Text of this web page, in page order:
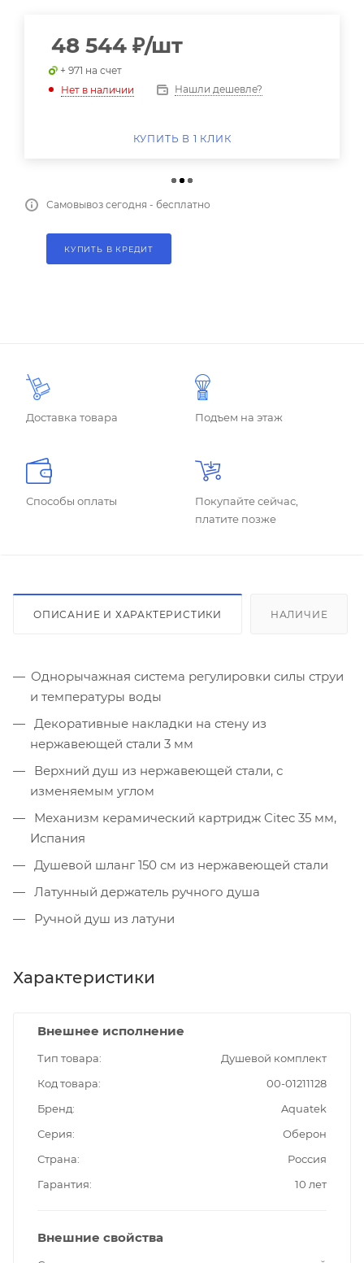
48 544 ₽/шт
+ 971 на счет
Нет в наличии
Нашли дешевле?
КУПИТЬ В 1 КЛИК
Самовывоз сегодня - бесплатно
КУПИТЬ В КРЕДИТ
Доставка товара Подъем на этаж
Способы оплаты
Покупайте сейчас,
платите позже
ОПИСАНИЕ И ХАРАКТЕРИСТИКИ НАЛИЧИЕ
Однорычажная система регулировки силы струи
и температуры воды
Декоративные накладки на стену из
нержавеющей стали 3 мм
Верхний душ из нержавеющей стали, с
изменяемым углом
Механизм керамический картридж Citec 35 мм,
Испания
Душевой шланг 150 см из нержавеющей стали
Латунный держатель ручного душа
Ручной душ из латуни
Характеристики
Внешнее исполнение
Тип товара
Душевой комплект
Код товара
00-01211128
Бренд
Aquatek
Серия
Оберон
Страна
Россия
Гарантия
10 лет
Внешние свойства